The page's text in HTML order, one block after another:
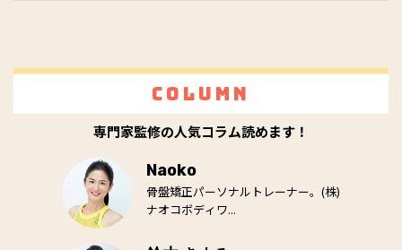
Column
専門家監修の人気コラム読めます！
Naoko
骨盤矯正パーソナルトレーナー。(株)
ナオコボディワ...